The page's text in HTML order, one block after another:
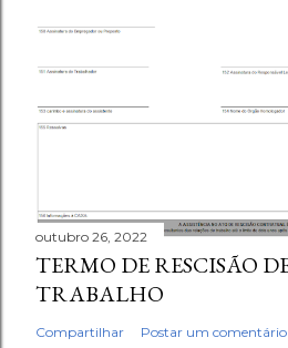
outubro 26, 2022
TERMO DE RESCISÃO
TRABALHO
Compartilhar Postar um comentário